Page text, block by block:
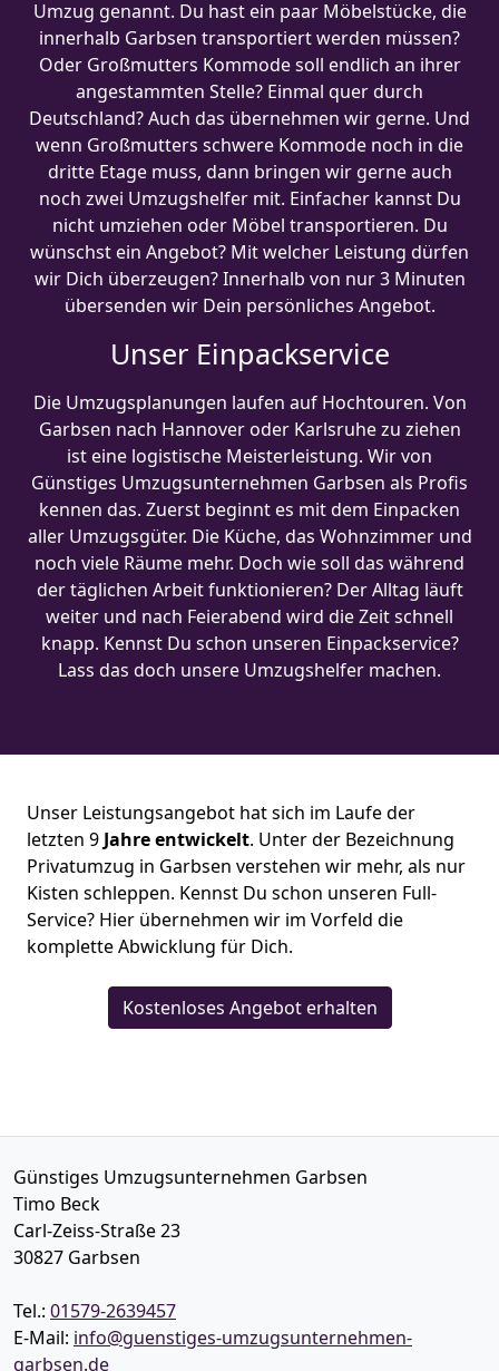
Umzug genannt. Du hast ein paar Möbelstücke, die
innerhalb Garbsen transportiert werden müssen?
Oder Großmutters Kommode soll endlich an ihrer
angestammten Stelle? Einmal quer durch
Deutschland? Auch das übernehmen wir gerne. Und
wenn Großmutters schwere Kommode noch in die
dritte Etage muss, dann bringen wir gerne auch
noch zwei Umzugshelfer mit. Einfacher kannst Du
nicht umziehen oder Möbel transportieren. Du
wünschst ein Angebot? Mit welcher Leistung dürfen
wir Dich überzeugen? Innerhalb von nur 3 Minuten
übersenden wir Dein persönliches Angebot.
Unser Einpackservice
Die Umzugsplanungen laufen auf Hochtouren. Von
Garbsen nach Hannover oder Karlsruhe zu ziehen
ist eine logistische Meisterleistung. Wir von
Günstiges Umzugsunternehmen Garbsen als Profis
kennen das. Zuerst beginnt es mit dem Einpacken
aller Umzugsgüter. Die Küche, das Wohnzimmer und
noch viele Räume mehr. Doch wie soll das während
der täglichen Arbeit funktionieren? Der Alltag läuft
weiter und nach Feierabend wird die Zeit schnell
knapp. Kennst Du schon unseren Einpackservice?
Lass das doch unsere Umzugshelfer machen.
Unser Leistungsangebot hat sich im Laufe der
letzten 9 Jahre entwickelt. Unter der Bezeichnung
Privatumzug in Garbsen verstehen wir mehr, als nur
Kisten schleppen. Kennst Du schon unseren Full-
Service? Hier übernehmen wir im Vorfeld die
komplette Abwicklung für Dich.
Kostenloses Angebot erhalten
Günstiges Umzugsunternehmen Garbsen
Timo Beck
Carl-Zeiss-Straße 23
30827 Garbsen
Tel.: 01579-2639457
E-Mail: info@guenstiges-umzugsunternehmen-
garbsen.de